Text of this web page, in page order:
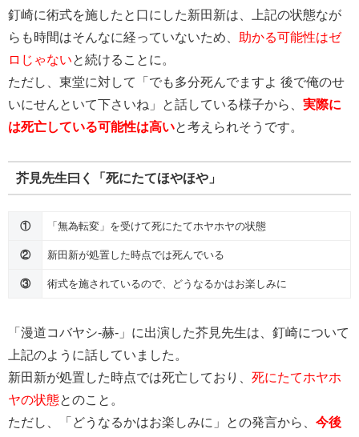
釘崎に術式を施したと口にした新田新は、上記の状態なが
らも時間はそんなに経っていないため、
助かる可能性はゼ
ロじゃないと続けることに。
ただし、東堂に対して「でも多分死んでますよ 後で俺のせ
いにせんといて下さいね」と話している様子から、 実際に
は死亡している可能性は高いと考えられそうです。
芥見先生曰く「死にたてほやほや」
① 「無為転変」を受けて死にたてホヤホヤの状態
② 新田新が処置した時点では死んでいる
③ 術式を施されているので、どうなるかはお楽しみに
「漫道コバヤシ-赫-」に出演した芥見先生は、釘崎について
上記のように話していました。
新田新が処置した時点では死亡しており、 死にたてホヤホ
ヤの状態とのこと。
ただし、「どうなるかはお楽しみに」との発言から、 今後